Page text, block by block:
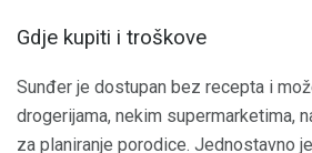
Gdje kupiti i troškove
Sunđer je dostupan bez recepta i
drogerijama, nekim supermarketima,
za planiranje porodice. Jednostavno